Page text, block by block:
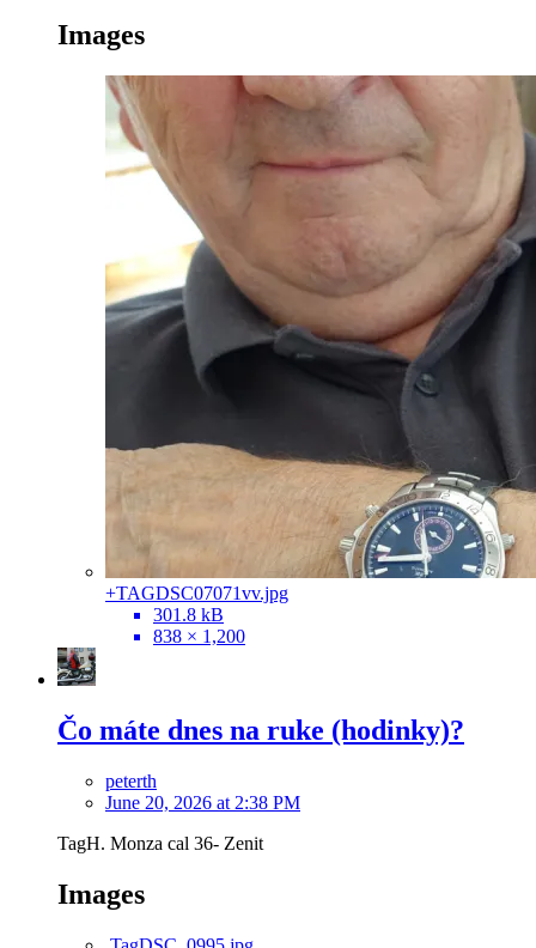
Images
+TAGDSC07071vv.jpg
301.8 kB
838 × 1,200
Čo máte dnes na ruke (hodinky)?
peterth
June 20, 2026 at 2:38 PM
TagH. Monza cal 36- Zenit
Images